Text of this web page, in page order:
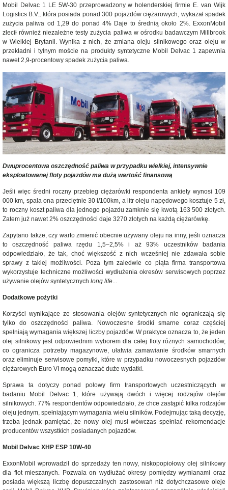
Mobil Delvac 1 LE 5W-30 przeprowadzony w holenderskiej firmie E. van Wijk
Logistics B.V., która posiada ponad 300 pojazdów ciężarowych, wykazał spadek
zużycia paliwa od 1,29 do ponad 4% Daje to średnią około 2%. ExxonMobil
zlecił również niezależne testy zużycia paliwa w ośrodku badawczym Millbrook
w Wielkiej Brytanii. Wynika z nich, że zmiana oleju silnikowego oraz oleju w
przekładni i tylnym moście na produkty syntetyczne Mobil Delvac 1 zapewnia
nawet 2,9-procentowy spadek zużycia paliwa.
Dwuprocentowa oszczędność paliwa w przypadku wielkiej, intensywnie
eksploatowanej floty pojazdów ma dużą wartość finansową
Jeśli więc średni roczny przebieg ciężarówki respondenta ankiety wynosi 109
000 km, spala ona przeciętnie 30 l/100km, a litr oleju napędowego kosztuje 5 zł,
to roczny koszt paliwa dla jednego pojazdu zamknie się kwotą 163 500 złotych.
Zatem już nawet 2% oszczędności daje 3270 złotych na każdą ciężarówkę.
Zapytano także, czy warto zmienić obecnie używany oleju na inny, jeśli oznacza
to oszczędność paliwa rzędu 1,5–2,5% i aż 93% uczestników badania
odpowiedziało, że tak, choć większość z nich wcześniej nie zdawała sobie
sprawy z takiej możliwości. Poza tym zaledwie co piąta firma transportowa
wykorzystuje techniczne możliwości wydłużenia okresów serwisowych poprzez
używanie olejów syntetycznych long life...
Dodatkowe pożytki
Korzyści wynikające ze stosowania olejów syntetycznych nie ograniczają się
tylko do oszczędności paliwa. Nowoczesne środki smarne coraz częściej
spełniają wymagania większej liczby pojazdów. W praktyce oznacza to, że jeden
olej silnikowy jest odpowiednim wyborem dla całej floty różnych samochodów,
co ogranicza potrzeby magazynowe, ułatwia zamawianie środków smarnych
oraz eliminuje serwisowe pomyłki, które w przypadku nowoczesnych pojazdów
ciężarowych Euro VI mogą oznaczać duże wydatki.
Sprawa ta dotyczy ponad połowy firm transportowych uczestniczących w
badaniu Mobil Delvac 1, które używają dwóch i więcej rodzajów olejów
silnikowych. 77% respondentów odpowiedziało, że chce zastąpić kilka rodzajów
oleju jednym, spełniającym wymagania wielu silników. Podejmując taką decyzję,
trzeba jednak pamiętać, że nowy olej musi wówczas spełniać rekomendacje
producentów wszystkich posiadanych pojazdów.
Mobil Delvac XHP ESP 10W-40
ExxonMobil wprowadził do sprzedaży ten nowy, niskopopiołowy olej silnikowy
dla flot mieszanych. Pozwala on wydłużać okresy pomiędzy wymianami oraz
posiada większą liczbę dopuszczalnych zastosowań niż dotychczasowe oleje